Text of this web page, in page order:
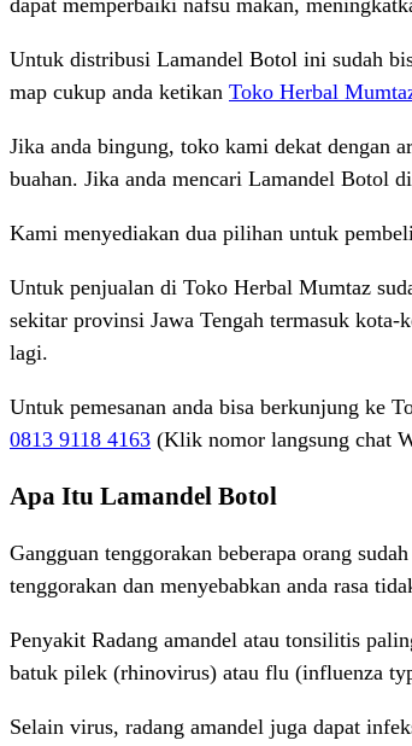
dapat memperbaiki nafsu makan,
Untuk distribusi Lamandel Botol ini sudah
map cukup anda ketikan Toko Herbal
Jika anda bingung, toko kami dekat dengan
buahan. Jika anda mencari Lamandel Botol
Kami menyediakan dua pilihan untuk
Untuk penjualan di Toko Herbal Mumtaz
sekitar provinsi Jawa Tengah termasuk
lagi.
Untuk pemesanan anda bisa berkunjung ke
0813 9118 4163 (Klik nomor langsung chat
Apa Itu Lamandel Botol
Gangguan tenggorakan beberapa orang
tenggorakan dan menyebabkan anda rasa
Penyakit Radang amandel atau tonsilitis
batuk pilek (rhinovirus) atau flu (influenza
Selain virus, radang amandel juga dapat